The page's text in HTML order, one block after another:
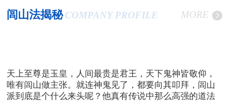
闾山法揭秘 COMPANY PROFILE MORE
天上至尊是玉皇，人间最贵是君王，天下鬼神皆敬仰，
唯有闾山做主张。就连神鬼见了，都要向其叩拜，闾山
派到底是个什么来头呢？他真有传说中那么高强的道法